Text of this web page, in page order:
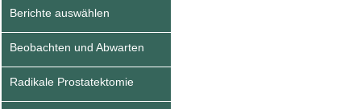
Berichte auswählen
Beobachten und Abwarten
Radikale Prostatektomie